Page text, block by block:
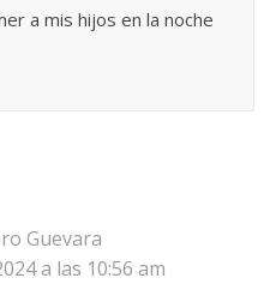
a mis hijos en la noche
Guevara
a las 10:56 am